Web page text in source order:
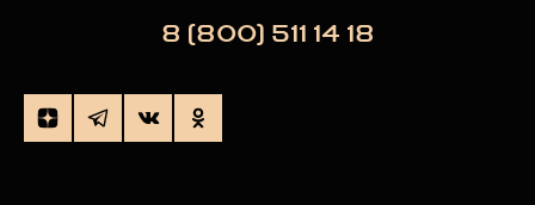
8 (800) 511 14 18